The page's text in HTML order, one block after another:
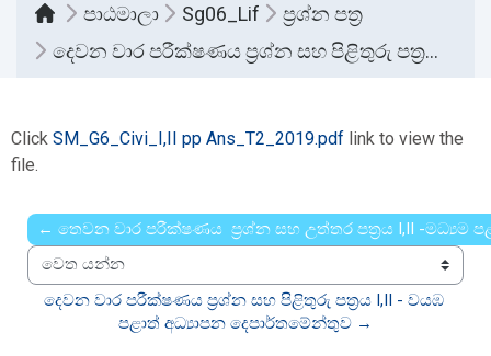
පාඨමාලා Sg06_Lif
ප්‍රශ්න පත්‍ර
දෙවන වාර පරීක්ෂණය ප්‍රශ්න සහ පිළිතුරු පත්‍රය I,II - දකුණු පළාත් අධ්‍යාපන දෙපාර්තමේන්තුව 2019
Click SM_G6_Civi_I,II pp Ans_T2_2019.pdf link to view the
file.
← තෙවන වාර පරීක්ෂණය ප්‍රශ්න සහ උත්තර පත්‍රය I,II -මධ්‍යම
වෙත යන්න
දෙවන වාර පරීක්ෂණය ප්‍රශ්න සහ පිළිතුරු පත්‍රය I,II - වයඹ
පළාත් අධ්‍යාපන දෙපාර්තමේන්තුව →